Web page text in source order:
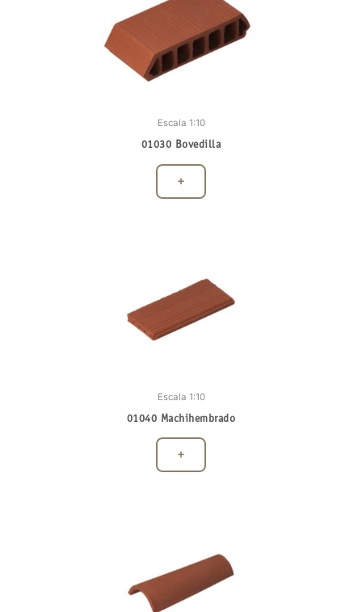
Escala 1:10
01030 Bovedilla
+
Escala 1:10
01040 Machihembrado
+